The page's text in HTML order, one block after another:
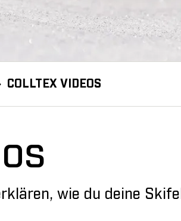
COLLTEX VIDEOS
wie du deine